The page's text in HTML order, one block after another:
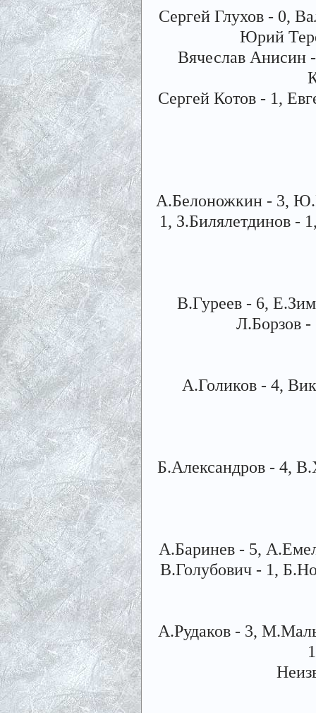
Сергей Глухов - 0,
Юрий
Вячеслав Анисин
Сергей Котов - 1,
А.Белоножкин - 3,
1, З.Билялетдинов -
В.Гуреев - 6,
Л.Борзов
А.Голиков - 4,
Б.Александров - 4,
А.Баринев - 5,
В.Голубович - 1,
А.Рудаков - 3,